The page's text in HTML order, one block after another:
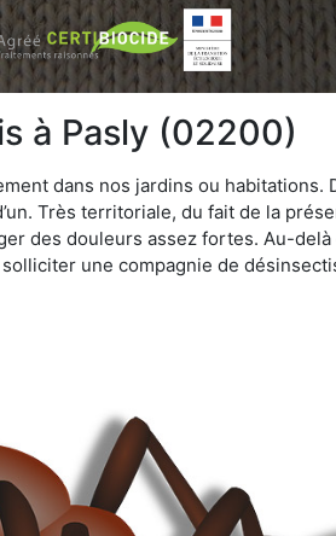
à Pasly (02200)
dans nos jardins ou habitations.
Très territoriale, du fait de la
des douleurs assez fortes. Au-
une compagnie de